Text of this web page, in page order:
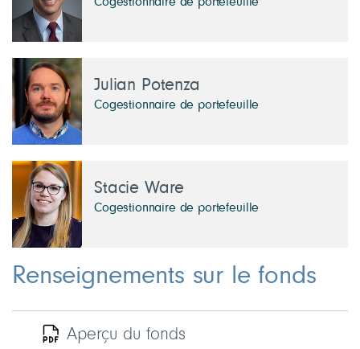
Julian Potenza
Cogestionnaire de portefeuille
Stacie Ware
Cogestionnaire de portefeuille
Renseignements sur le fonds
Aperçu du fonds